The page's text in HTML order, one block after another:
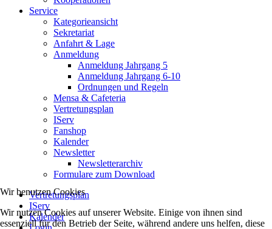
Service
Kategorieansicht
Sekretariat
Anfahrt & Lage
Anmeldung
Anmeldung Jahrgang 5
Anmeldung Jahrgang 6-10
Ordnungen und Regeln
Mensa & Cafeteria
Vertretungsplan
IServ
Fanshop
Kalender
Newsletter
Newsletterarchiv
Formulare zum Download
Vertretungsplan
IServ
Kalender
Wir benutzen Cookies
Wir nutzen Cookies auf unserer Website. Einige von ihnen sind
essenziell für den Betrieb der Seite, während andere uns helfen, diese